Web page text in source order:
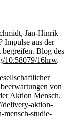
Jan-Hinrik
Impulse aus der
Blog des
10.58079/16hrw.
von
Aktion Mensch.
delivery-aktion-
mensch-studie-